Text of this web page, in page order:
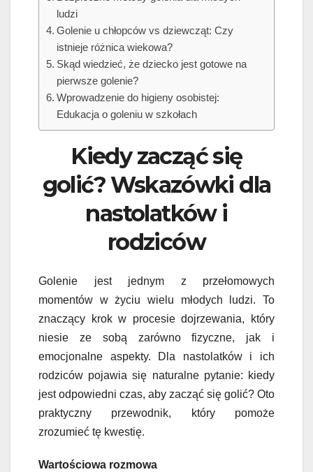
ludzi
Golenie u chłopców vs dziewcząt: Czy
istnieje różnica wiekowa?
Skąd wiedzieć, że dziecko jest gotowe na
pierwsze golenie?
Wprowadzenie do higieny osobistej:
Edukacja o goleniu w szkołach
Kiedy zacząć się
golić? Wskazówki dla
nastolatków i
rodziców
Golenie jest jednym z przełomowych
momentów w życiu wielu młodych ludzi. To
znaczący krok w procesie dojrzewania, który
niesie ze sobą zarówno fizyczne, jak i
emocjonalne aspekty. Dla nastolatków i ich
rodziców pojawia się naturalne pytanie: kiedy
jest odpowiedni czas, aby zacząć się golić? Oto
praktyczny przewodnik, który pomoże
zrozumieć tę kwestię.
Wartościowa rozmowa